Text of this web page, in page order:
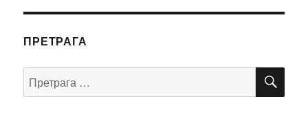
ПРЕТРАГА
Претрага
за: